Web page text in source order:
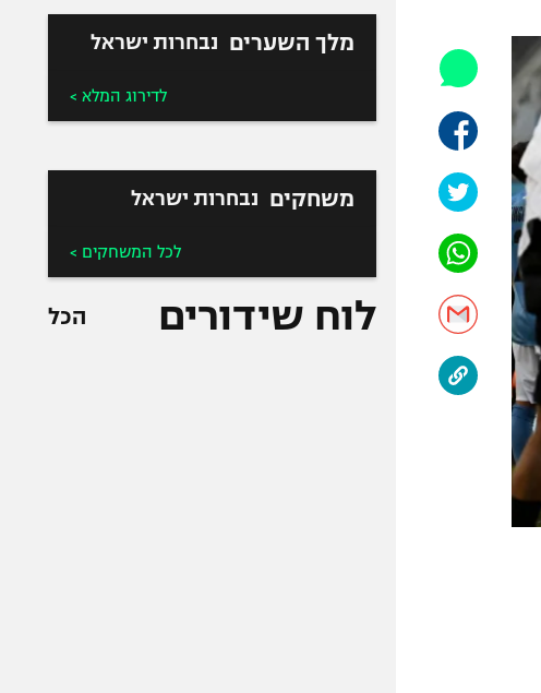
אופניים
בייסבול MLB
ספורט אתגרי
אומנויות לחימה
מלך השערים נבחרות ישראל
לדירוג המלא >
משחקים נבחרות ישראל
לכל המשחקים >
לוח שידורים הכל